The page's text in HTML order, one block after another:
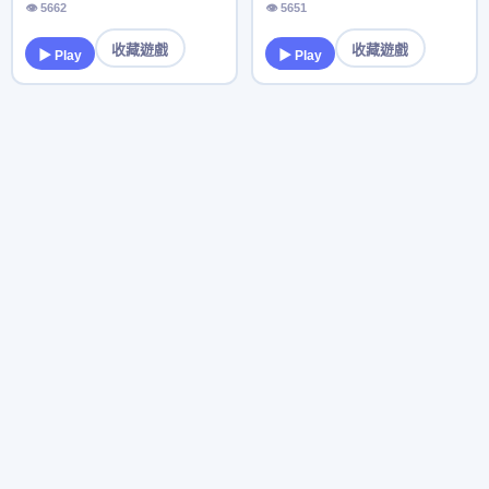
👁 5662
▶ Play 收藏遊戲
👁 5651
▶ Play 收藏遊戲